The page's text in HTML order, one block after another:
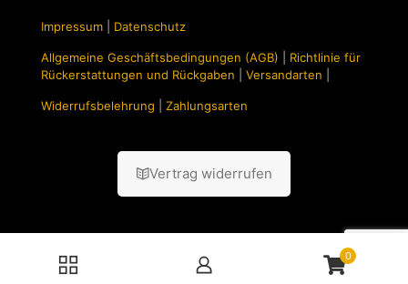
Impressum Datenschutz
Allgemeine Geschäftsbedingungen (AGB)
Richtlinie für
Rückerstattungen und Rückgaben
Versandarten
Widerrufsbelehrung Zahlungsarten
Vertrag widerrufen
0